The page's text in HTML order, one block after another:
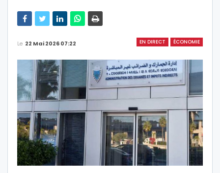
EN DIRECT ÉCONOMIE
Le 22 Mai 2026 07:22